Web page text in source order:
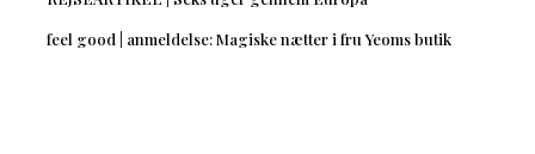
feel good | anmeldelse: Magiske nætter i fru Yeoms butik